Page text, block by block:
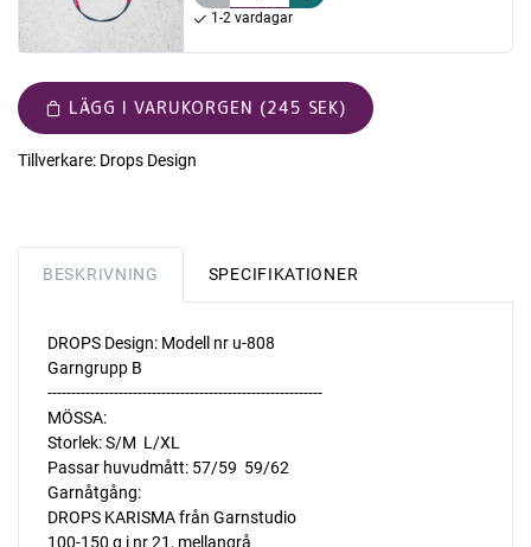
1-2 vardagar
LÄGG I VARUKORGEN (245 SEK)
Tillverkare: Drops Design
BESKRIVNING SPECIFIKATIONER
DROPS Design: Modell nr u-808
Garngrupp B
----------------------------------------------------------
MÖSSA:
Storlek: S/M  L/XL
Passar huvudmått: 57/59  59/62
Garnåtgång:
DROPS KARISMA från Garnstudio
100-150 g i nr 21, mellangrå